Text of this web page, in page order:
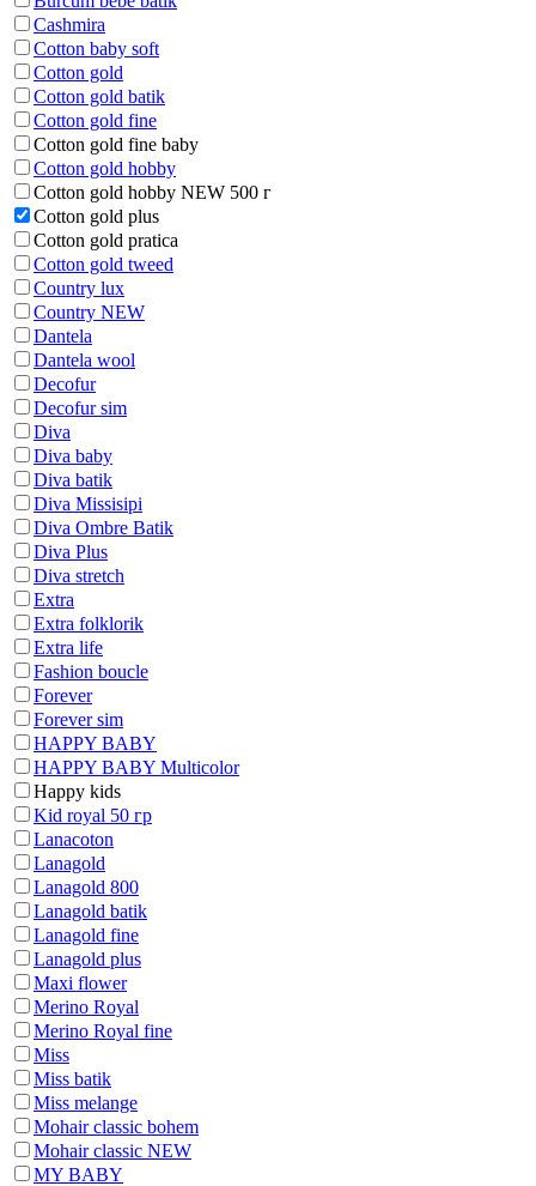
Cashmira
Cotton baby soft
Cotton gold
Cotton gold batik
Cotton gold fine
Cotton gold fine baby
Cotton gold hobby
Cotton gold hobby NEW 500 г
Cotton gold plus
Cotton gold pratica
Cotton gold tweed
Country lux
Country NEW
Dantela
Dantela wool
Decofur
Decofur sim
Diva
Diva baby
Diva batik
Diva Missisipi
Diva Ombre Batik
Diva Plus
Diva stretch
Extra
Extra folklorik
Extra life
Fashion boucle
Forever
Forever sim
HAPPY BABY
HAPPY BABY Multicolor
Happy kids
Kid royal 50 гр
Lanacoton
Lanagold
Lanagold 800
Lanagold batik
Lanagold fine
Lanagold plus
Maxi flower
Merino Royal
Merino Royal fine
Miss
Miss batik
Miss melange
Mohair classic bohem
Mohair classic NEW
MY BABY